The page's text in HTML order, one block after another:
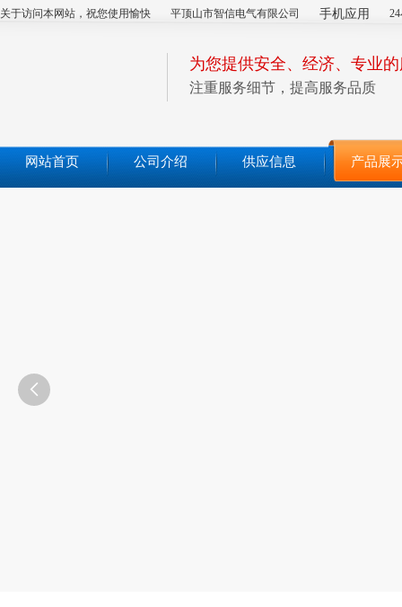
关于访问本网站，祝您使用愉快 平顶山市智信电气有限公司 手机应用
为您提供安全、经济、专业
注重服务细节，提高服务品质
网站首页 公司介绍 供应信息 产品展
